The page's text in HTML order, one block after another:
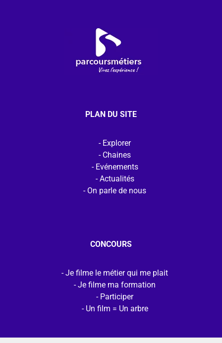
PLAN DU SITE
Explorer
Chaines
Evénements
Actualités
On parle de nous
CONCOURS
Je filme le métier qui me plait
Je filme ma formation
Participer
Un film = Un arbre